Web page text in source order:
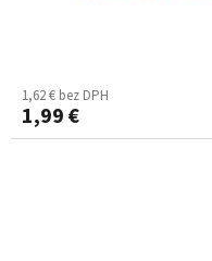
1,62 € bez DPH
1,99 €